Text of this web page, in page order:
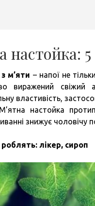
настойка:
м’яти – напої не
виражений свіжий
властивість,
настойка
знижує чоловічу
лікер, сироп